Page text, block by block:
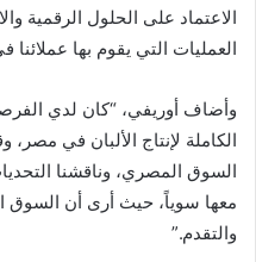
الاعتماد على الحلول الرقمية
العمليات التي يقوم بها
وأضاف أوريفي، “كان لدي
الكاملة لإنتاج الألبان في
السوق المصري، وناقشنا
معها سوياً، حيث أرى أن السوق
والتقدم.”